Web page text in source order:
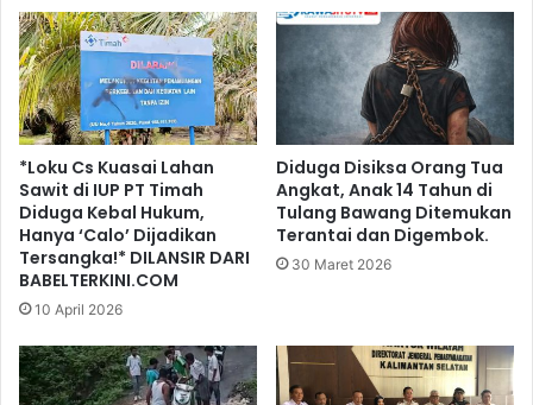
*Loku Cs Kuasai Lahan
Sawit di IUP PT Timah
Diduga Kebal Hukum,
Hanya ‘Calo’ Dijadikan
Tersangka!* DILANSIR DARI
BABELTERKINI.COM
10 April 2026
Diduga Disiksa Orang Tua
Angkat, Anak 14 Tahun di
Tulang Bawang Ditemukan
Terantai dan Digembok.
30 Maret 2026